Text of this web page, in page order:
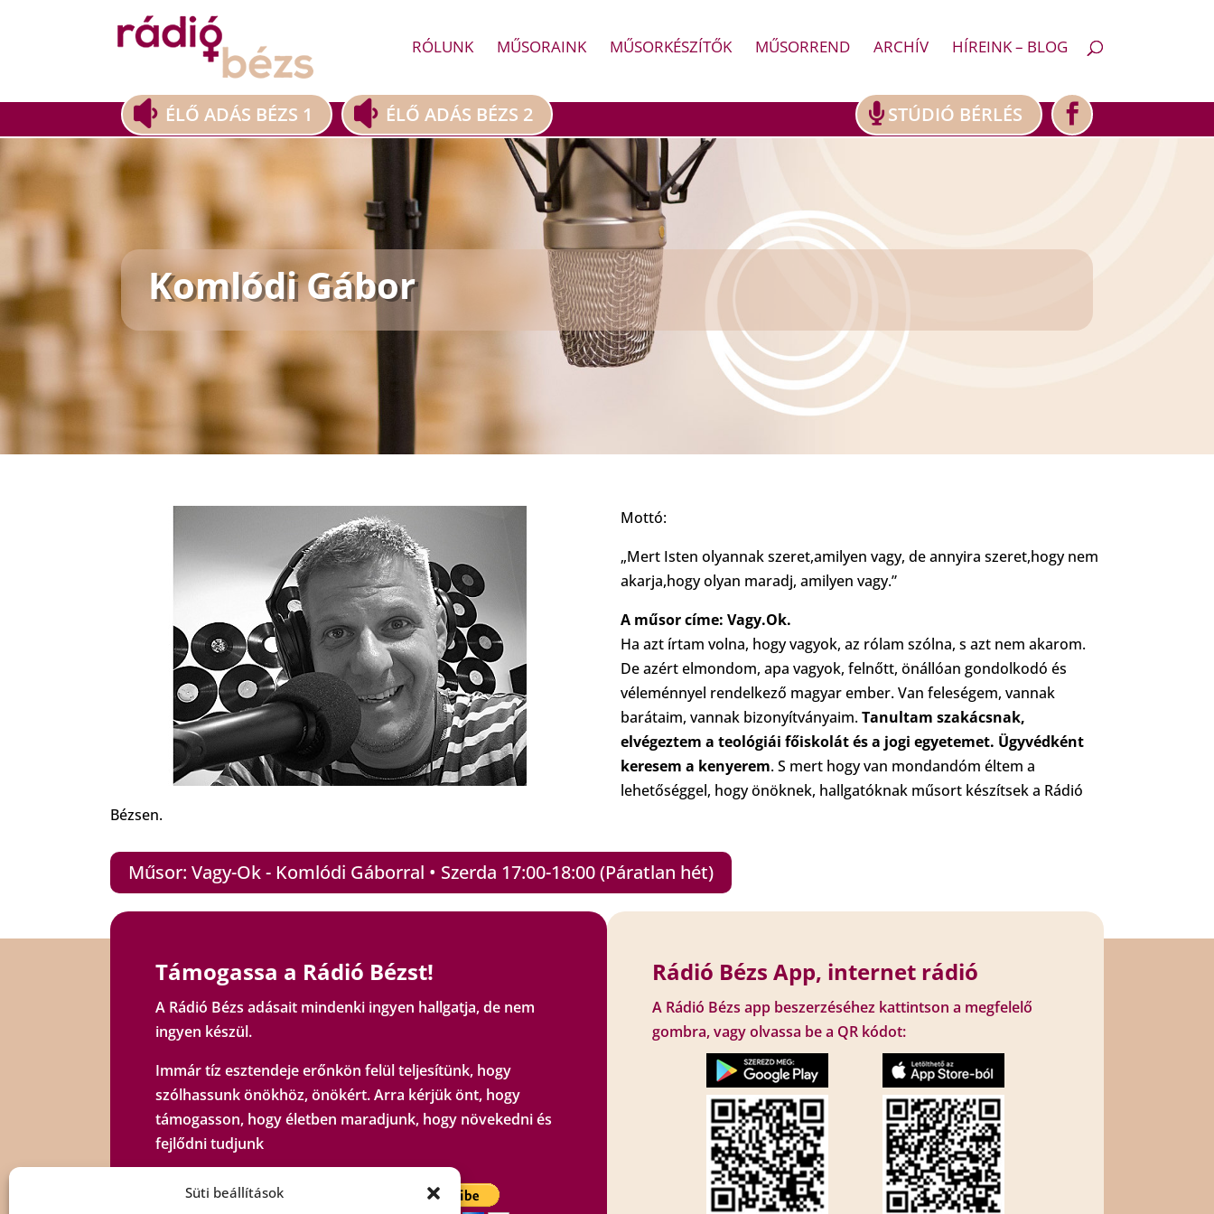
Süti beállítások
RÓLUNK MŰSORAINK MŰSORKÉSZÍTŐK MŰSORREND ARCHÍV HÍREINK – BLOG
ÉLŐ ADÁS BÉZS 1 ÉLŐ ADÁS BÉZS 2 STÚDIÓ BÉRLÉS
Komlódi Gábor
Mottó:
„Mert Isten olyannak szeret,amilyen vagy, de annyira szeret,hogy nem
akarja,hogy olyan maradj, amilyen vagy.”
A műsor címe: Vagy.Ok.
Ha azt írtam volna, hogy vagyok, az rólam szólna, s azt nem akarom.
De azért elmondom, apa vagyok, felnőtt, önállóan gondolkodó és
véleménnyel rendelkező magyar ember. Van feleségem, vannak
barátaim, vannak bizonyítványaim.Tanultam szakácsnak,
elvégeztem a teológiái főiskolát és a jogi egyetemet. Ügyvédként
keresem a kenyerem. S mert hogy van mondandóm éltem a
lehetőséggel, hogy önöknek, hallgatóknak műsort készítsek a Rádió
Bézsen.
Műsor: Vagy-Ok - Komlódi Gáborral • Szerda 17:00-18:00 (Páratlan hét)
Támogassa a Rádió Bézst!
A Rádió Bézs adásait mindenki ingyen hallgatja, de nem
ingyen készül.
Immár tíz esztendeje erőnkön felül teljesítünk, hogy
szólhassunk önökhöz, önökért. Arra kérjük önt, hogy
támogasson, hogy életben maradjunk, hogy növekedni és
fejlődni tudjunk
Rádió Bézs App, internet rádió
A Rádió Bézs app beszerzéséhez kattintson a megfelelő
gombra, vagy olvassa be a QR kódot: